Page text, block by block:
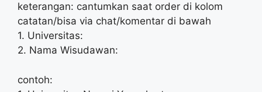
keterangan: cantumkan saat order di kolom
catatan/bisa via chat/komentar di bawah
1. Universitas:
2. Nama Wisudawan:
contoh: